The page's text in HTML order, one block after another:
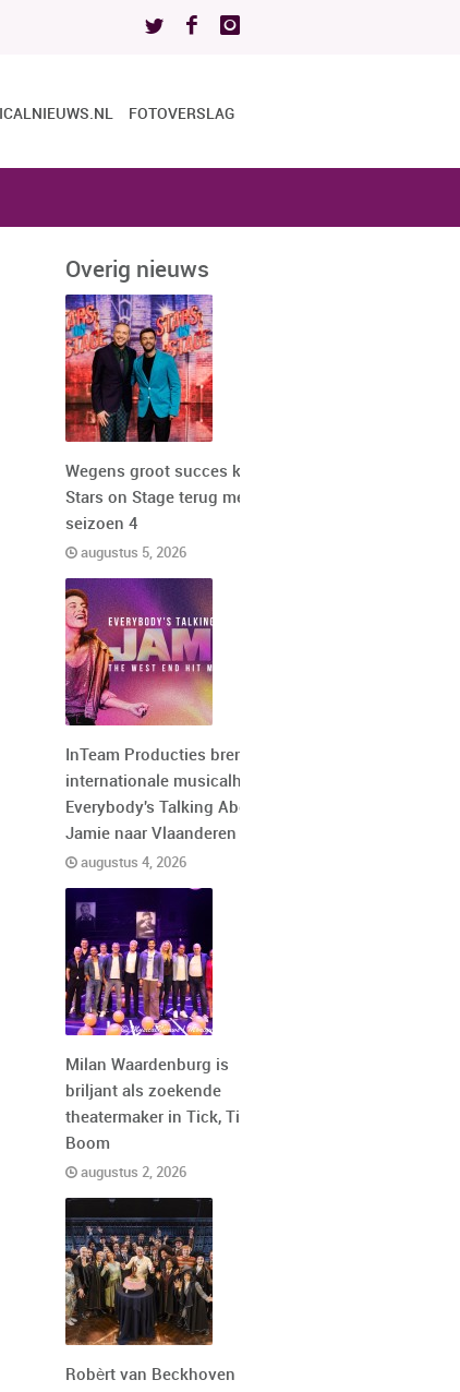
FOTOVERSLAG
Overig nieuws
Wegens groot succes keert
Stars on Stage terug met
seizoen 4
augustus 5, 2026
InTeam Producties brengt de
internationale musicalhit
Everybody's Talking About
Jamie naar Vlaanderen
augustus 4, 2026
Milan Waardenburg is
briljant als zoekende
theatermaker in Tick, Tick,
Boom
augustus 2, 2026
Robèrt van Beckhoven